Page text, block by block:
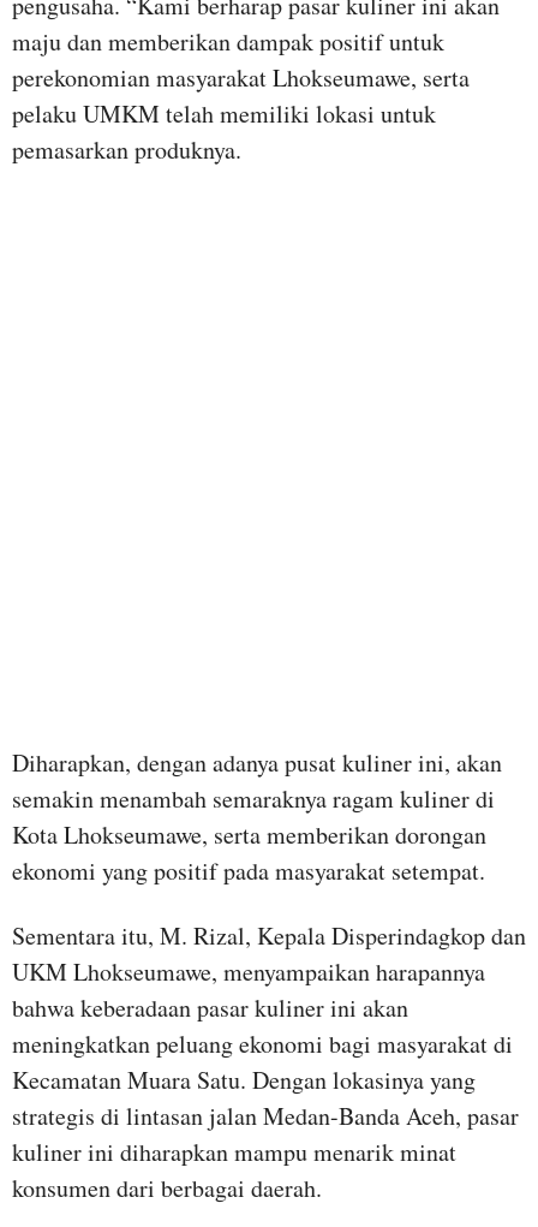
maju dan memberikan dampak positif untuk
perekonomian masyarakat Lhokseumawe, serta
pelaku UMKM telah memiliki lokasi untuk
pemasarkan produknya.
Diharapkan, dengan adanya pusat kuliner ini, akan
semakin menambah semaraknya ragam kuliner di
Kota Lhokseumawe, serta memberikan dorongan
ekonomi yang positif pada masyarakat setempat.
Sementara itu, M. Rizal, Kepala Disperindagkop dan
UKM Lhokseumawe, menyampaikan harapannya
bahwa keberadaan pasar kuliner ini akan
meningkatkan peluang ekonomi bagi masyarakat di
Kecamatan Muara Satu. Dengan lokasinya yang
strategis di lintasan jalan Medan-Banda Aceh, pasar
kuliner ini diharapkan mampu menarik minat
konsumen dari berbagai daerah.